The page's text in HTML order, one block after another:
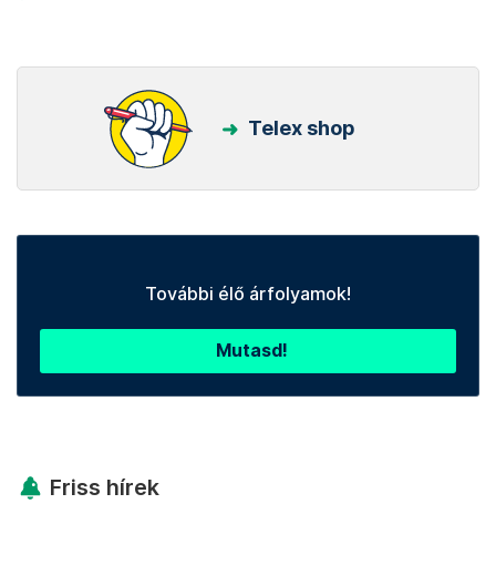
Telex shop
További élő árfolyamok!
Mutasd!
Friss hírek